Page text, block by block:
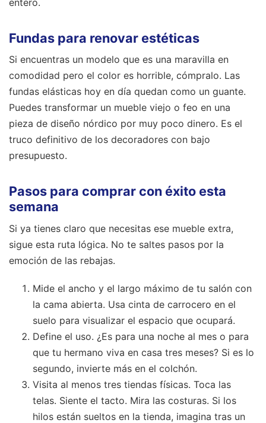
entero.
Fundas para renovar estéticas
Si encuentras un modelo que es una maravilla en
comodidad pero el color es horrible, cómpralo. Las
fundas elásticas hoy en día quedan como un guante.
Puedes transformar un mueble viejo o feo en una
pieza de diseño nórdico por muy poco dinero. Es el
truco definitivo de los decoradores con bajo
presupuesto.
Pasos para comprar con éxito esta
semana
Si ya tienes claro que necesitas ese mueble extra,
sigue esta ruta lógica. No te saltes pasos por la
emoción de las rebajas.
Mide el ancho y el largo máximo de tu salón con
la cama abierta. Usa cinta de carrocero en el
suelo para visualizar el espacio que ocupará.
Define el uso. ¿Es para una noche al mes o para
que tu hermano viva en casa tres meses? Si es lo
segundo, invierte más en el colchón.
Visita al menos tres tiendas físicas. Toca las
telas. Siente el tacto. Mira las costuras. Si los
hilos están sueltos en la tienda, imagina tras un